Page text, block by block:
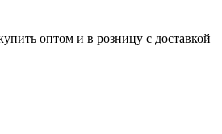
оптом и в розницу с доставкой